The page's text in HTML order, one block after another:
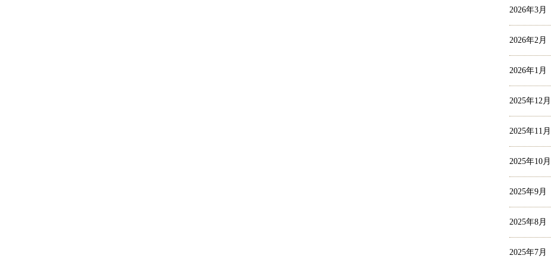
2026年3月
2026年2月
2026年1月
2025年12月
2025年11月
2025年10月
2025年9月
2025年8月
2025年7月